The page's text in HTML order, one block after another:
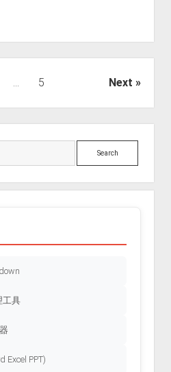
… 5 Next
Search
工具
Excel PPT)